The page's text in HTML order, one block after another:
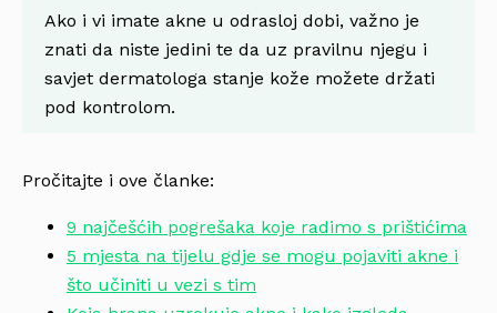
Ako i vi imate akne u odrasloj dobi, važno je
znati da niste jedini te da uz pravilnu njegu i
savjet dermatologa stanje kože možete držati
pod kontrolom.
Pročitajte i ove članke:
9 najčešćih pogrešaka koje radimo s prištićima
5 mjesta na tijelu gdje se mogu pojaviti akne i
što učiniti u vezi s tim